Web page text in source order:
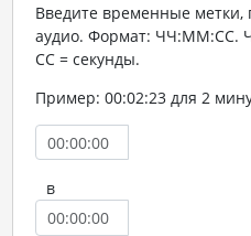
Введите временные метки,
аудио. Формат: ЧЧ:ММ:СС.
СС = секунды.
Пример: 00:02:23 для 2
в